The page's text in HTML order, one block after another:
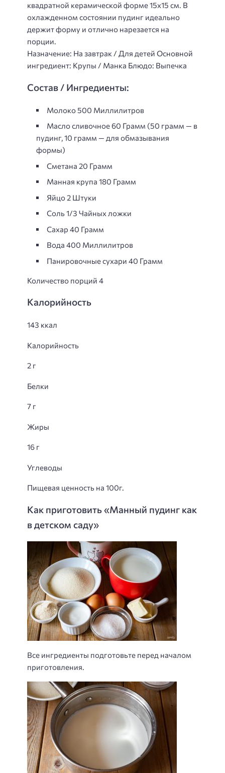
квадратной керамической форме 15х15 см. В
охлажденном состоянии пудинг идеально
держит форму и отлично нарезается на
порции.
Назначение: На завтрак / Для детей Основной
ингредиент: Крупы / Манка Блюдо: Выпечка
Состав / Ингредиенты:
Молоко 500 Миллилитров
Масло сливочное 60 Грамм (50 грамм — в
пудинг, 10 грамм — для обмазывания
формы)
Сметана 20 Грамм
Манная крупа 180 Грамм
Яйцо 2 Штуки
Соль 1/3 Чайных ложки
Сахар 40 Грамм
Вода 400 Миллилитров
Панировочные сухари 40 Грамм
Количество порций 4
Калорийность
143 ккал
Калорийность
2 г
Белки
7 г
Жиры
16 г
Углеводы
Пищевая ценность на 100г.
Как приготовить «Манный пудинг как
в детском саду»
Все ингредиенты подготовьте перед началом
приготовления.